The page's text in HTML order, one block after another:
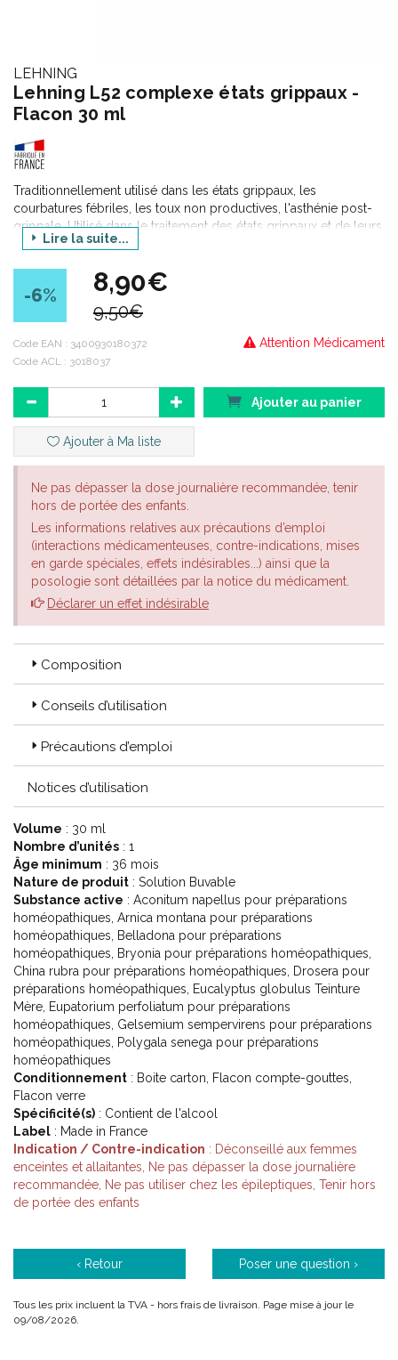
LEHNING
Lehning L52 complexe états grippaux -
Flacon 30 ml
Traditionnellement utilisé dans les états grippaux, les
courbatures fébriles, les toux non productives, l'asthénie post-
grippale. Utilisé dans le traitement des états grippaux et de leurs
symptômes (frissons, rhume, courbatures, fièvre, toux). Traite
Traitement préventif, curatif et post-grippal.
Lire la suite...
-6% 8,90€
9,50€
Attention Médicament
Code EAN : 3400930180372
Code ACL : 3018037
Ajouter au panier
Ajouter à Ma liste
Ne pas dépasser la dose journalière recommandée, tenir
hors de portée des enfants.
Les informations relatives aux précautions d’emploi
(interactions médicamenteuses, contre-indications, mises
en garde spéciales, effets indésirables...) ainsi que la
posologie sont détaillées par la notice du médicament.
Déclarer un effet indésirable
Composition
Conseils d’utilisation
Précautions d’emploi
Notices d’utilisation
Volume : 30 ml
Nombre d’unités : 1
Âge minimum : 36 mois
Nature de produit : Solution Buvable
Substance active : Aconitum napellus pour préparations
homéopathiques, Arnica montana pour préparations
homéopathiques, Belladona pour préparations
homéopathiques, Bryonia pour préparations homéopathiques,
China rubra pour préparations homéopathiques, Drosera pour
préparations homéopathiques, Eucalyptus globulus Teinture
Mère, Eupatorium perfoliatum pour préparations
homéopathiques, Gelsemium sempervirens pour préparations
homéopathiques, Polygala senega pour préparations
homéopathiques
Conditionnement : Boite carton, Flacon compte-gouttes,
Flacon verre
Spécificité(s) : Contient de l'alcool
Label : Made in France
Indication / Contre-indication : Déconseillé aux femmes
enceintes et allaitantes, Ne pas dépasser la dose journalière
recommandée, Ne pas utiliser chez les épileptiques, Tenir hors
de portée des enfants
‹ Retour Poser une question ›
Tous les prix incluent la TVA - hors frais de livraison. Page mise à jour le
09/08/2026.